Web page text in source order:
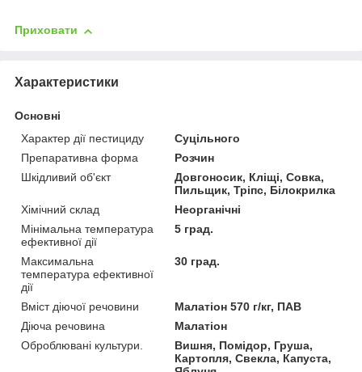
Приховати
Характеристики
Основні
Характер дії пестициду
Суцільного
Препаративна форма
Розчин
Шкідливий об'єкт
Довгоносик, Кліщі, Совка,
Пильщик, Тріпс, Білокрилка
Хімічний склад
Неорганічні
Мінімальна температура
ефективної дії
5 град.
Максимальна
температура ефективної
дії
30 град.
Вміст діючої речовини
Малатіон 570 г/кг, ПАВ
Діюча речовина
Малатіон
Оброблювані культури.
Вишня, Помідор, Груша,
Картопля, Свекла, Капуста,